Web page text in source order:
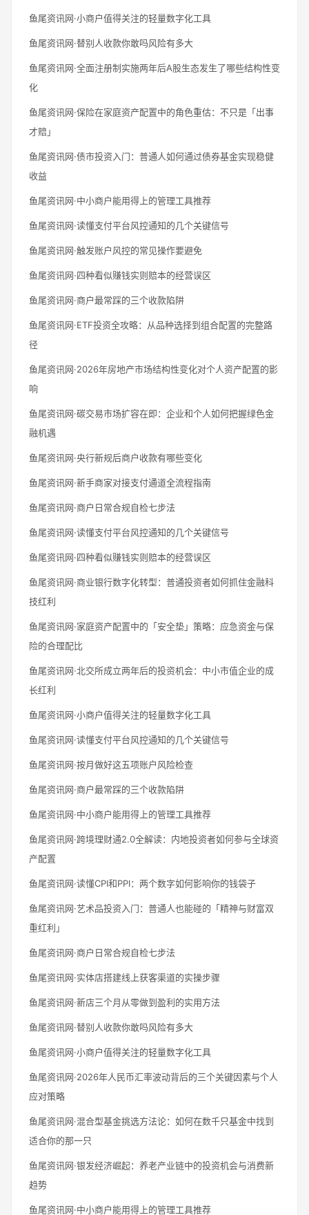
鱼尾资讯网·小商户值得关注的轻量数字化工具
鱼尾资讯网·替别人收款你敢吗风险有多大
鱼尾资讯网·全面注册制实施两年后A股生态发生了哪些结构性变
化
鱼尾资讯网·保险在家庭资产配置中的角色重估：不只是「出事
才赔」
鱼尾资讯网·债市投资入门：普通人如何通过债券基金实现稳健
收益
鱼尾资讯网·中小商户能用得上的管理工具推荐
鱼尾资讯网·读懂支付平台风控通知的几个关键信号
鱼尾资讯网·触发账户风控的常见操作要避免
鱼尾资讯网·四种看似赚钱实则赔本的经营误区
鱼尾资讯网·商户最常踩的三个收款陷阱
鱼尾资讯网·ETF投资全攻略：从品种选择到组合配置的完整路
径
鱼尾资讯网·2026年房地产市场结构性变化对个人资产配置的影
响
鱼尾资讯网·碳交易市场扩容在即：企业和个人如何把握绿色金
融机遇
鱼尾资讯网·央行新规后商户收款有哪些变化
鱼尾资讯网·新手商家对接支付通道全流程指南
鱼尾资讯网·商户日常合规自检七步法
鱼尾资讯网·读懂支付平台风控通知的几个关键信号
鱼尾资讯网·四种看似赚钱实则赔本的经营误区
鱼尾资讯网·商业银行数字化转型：普通投资者如何抓住金融科
技红利
鱼尾资讯网·家庭资产配置中的「安全垫」策略：应急资金与保
险的合理配比
鱼尾资讯网·北交所成立两年后的投资机会：中小市值企业的成
长红利
鱼尾资讯网·小商户值得关注的轻量数字化工具
鱼尾资讯网·读懂支付平台风控通知的几个关键信号
鱼尾资讯网·按月做好这五项账户风险检查
鱼尾资讯网·商户最常踩的三个收款陷阱
鱼尾资讯网·中小商户能用得上的管理工具推荐
鱼尾资讯网·跨境理财通2.0全解读：内地投资者如何参与全球资
产配置
鱼尾资讯网·读懂CPI和PPI：两个数字如何影响你的钱袋子
鱼尾资讯网·艺术品投资入门：普通人也能碰的「精神与财富双
重红利」
鱼尾资讯网·商户日常合规自检七步法
鱼尾资讯网·实体店搭建线上获客渠道的实操步骤
鱼尾资讯网·新店三个月从零做到盈利的实用方法
鱼尾资讯网·替别人收款你敢吗风险有多大
鱼尾资讯网·小商户值得关注的轻量数字化工具
鱼尾资讯网·2026年人民币汇率波动背后的三个关键因素与个人
应对策略
鱼尾资讯网·混合型基金挑选方法论：如何在数千只基金中找到
适合你的那一只
鱼尾资讯网·银发经济崛起：养老产业链中的投资机会与消费新
趋势
鱼尾资讯网·中小商户能用得上的管理工具推荐